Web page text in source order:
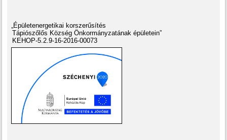
„Épületenergetikai korszerűsítés
Tápiószőlős Község Önkormányzatának épületein”
KEHOP-5.2.9-16-2016-00073